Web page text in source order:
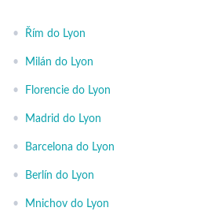
• Řím do Lyon
• Milán do Lyon
• Florencie do Lyon
• Madrid do Lyon
• Barcelona do Lyon
• Berlín do Lyon
• Mnichov do Lyon